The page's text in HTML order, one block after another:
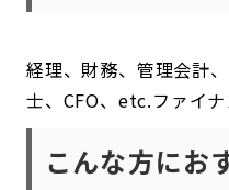
経理、財務、管理会計
士、CFO、etc.ファイ
こんな方にお